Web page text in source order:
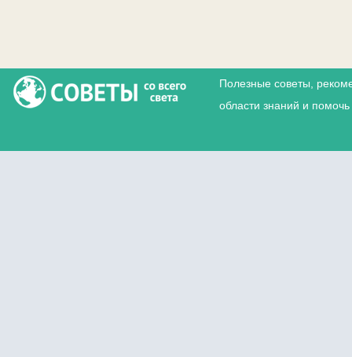
Полезные советы,
области знаний и